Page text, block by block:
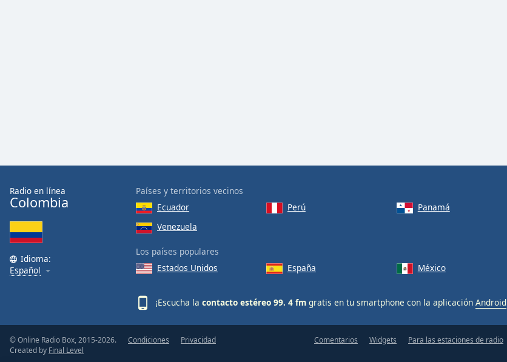
Font
Edge
Style
Font
Reset
Done
Close
Radio en línea
Colombia
Idioma:
Español
Países y territorios vecinos
Ecuador
Perú Panamá
Venezuela
Los países populares
Estados Unidos
España México
¡Escucha la contacto estéreo 99. 4 fm gratis en tu smartphone con la aplicación Android
© Online Radio Box, 2015-2026.
Created by Final Level
Condiciones Privacidad Comentarios Widgets Para las estaciones de radio